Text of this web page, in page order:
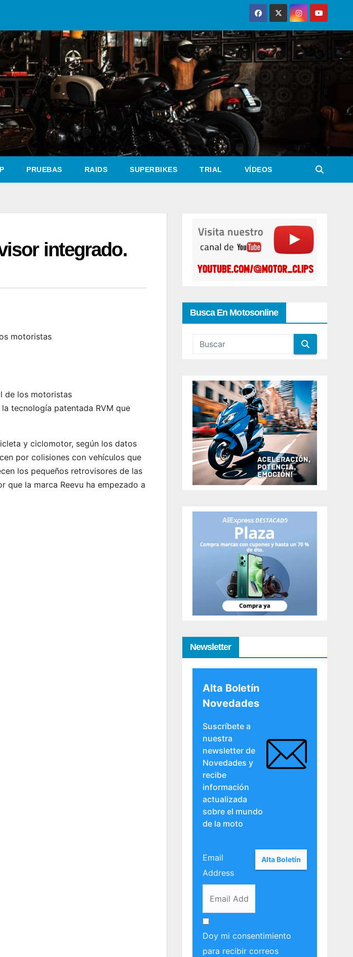
PRUEBAS RAIDS SUPERBIKES TRIAL VÍDEOS
integrado.
motoristas
de los motoristas
tecnología patentada RVM que
y ciclomotor, según los datos
por colisiones con vehículos que
los pequeños retrovisores de las
que la marca Reevu ha empezado a
Busca En Motosonline
Newsletter
Alta Boletín
Novedades
Suscríbete a
nuestra
newsletter de
Novedades y
recibe
información
actualizada
sobre el mundo
de la moto
Email
Address
Doy mi consentimiento
para recibir correos